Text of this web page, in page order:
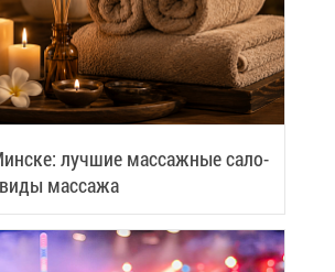
луч­шие мас­саж­ные са­ло­
мас­са­жа